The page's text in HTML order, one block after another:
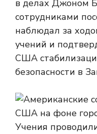
в делах Джоном
сотрудниками
наблюдал за
учений и
США
безопасности в
Учения